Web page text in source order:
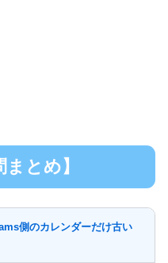
とめ】
側のカレンダーだけ古い